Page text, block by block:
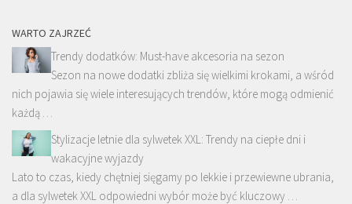
WARTO ZAJRZEĆ
Trendy dodatków: Must-have akcesoria na sezon
Sezon na nowe dodatki zbliża się wielkimi krokami, a wśród
nich pojawia się wiele interesujących trendów, które mogą odmienić
każdą …
Stylizacje letnie dla sylwetek XXL: Trendy na ciepłe dni i
wakacyjne wyjazdy
Lato to czas, kiedy chętniej sięgamy po lekkie i przewiewne ubrania,
a dla sylwetek XXL odpowiedni wybór może być kluczowy …